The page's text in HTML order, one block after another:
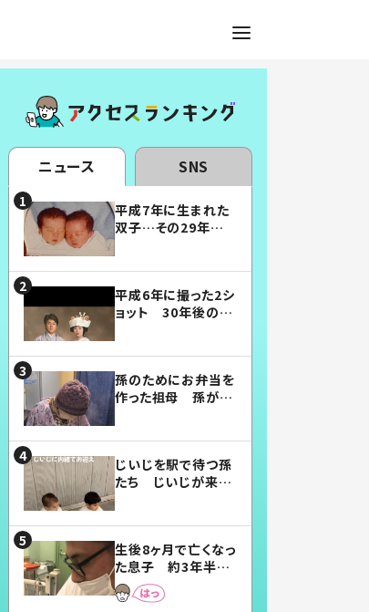
ニュース SNS
平成7年に生まれた
双子…その29年後
平成6年に撮った2シ
ョット 30年後の姿
孫のためにお弁当を
作った祖母 孫が絶
じいじを駅で待つ孫
たち じいじが来た
まらない」「幸せにな
れる」
生後8ヶ月で亡くなっ
た息子 約3年半
後、当時の妻の日記
に書いてあった本音